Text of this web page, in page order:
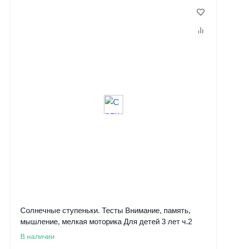
Солнечные ступеньки. Тесты Внимание, память,
мышление, мелкая моторика Для детей 3 лет ч.2
В наличии